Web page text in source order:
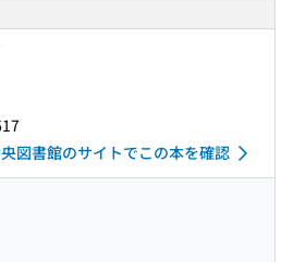
図書館のサイトでこの本を確認